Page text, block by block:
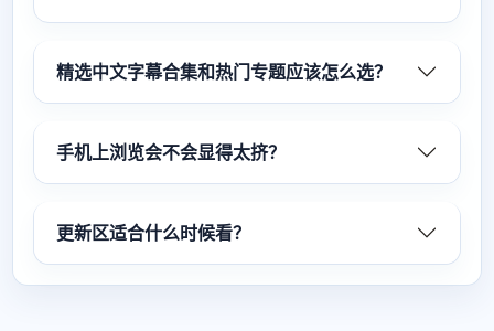
精选中文字幕合集和热门专题应该怎么选？
手机上浏览会不会显得太挤？
更新区适合什么时候看？